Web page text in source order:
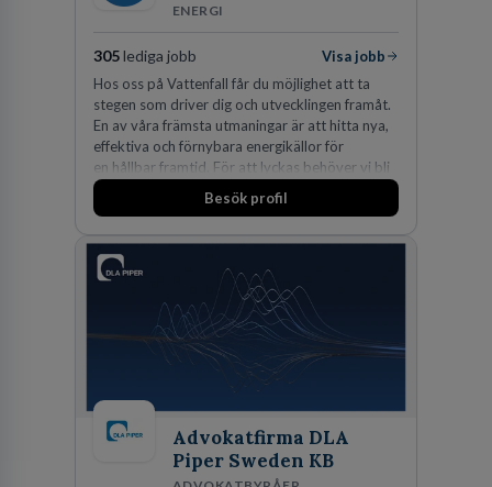
ENERGI
305lediga jobb
Visa jobb
Hos oss på Vattenfall får du möjlighet att ta
stegen som driver dig och utvecklingen framåt.
En av våra främsta utmaningar är att hitta nya,
effektiva och förnybara energikällor för
en hållbar framtid. För att lyckas behöver vi bli
fler medarbetare som vill göra skillnad.
Besök profil
Advokatfirma DLA
Piper Sweden KB